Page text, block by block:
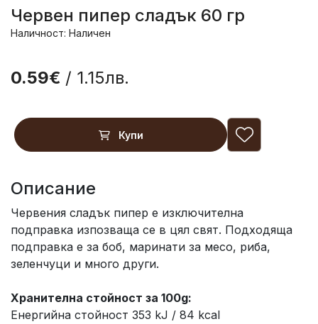
Червен пипер сладък 60 гр
Наличност: Наличен
0.59€ / 1.15лв.
Купи
Описание
Червения сладък пипер е изключителна
подправка изпозваща се в цял свят. Подходяща
подправка е за боб, маринати за месо, риба,
зеленчуци и много други.
Хранителна стойност за 100g:
Енергийна стойност 353 kJ / 84 kcal